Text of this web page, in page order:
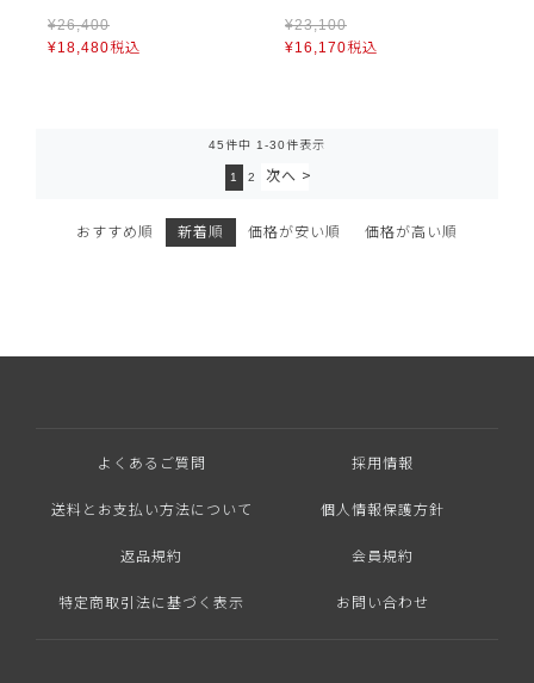
¥26,400
¥18,480税込
¥23,100
¥16,170税込
おすすめ順 新着順 価格が安い順 価格が高い順
45件中 1 -30件表示
1 2
よくあるご質問 採用情報
送料とお支払い方法について 個人情報保護方針
返品規約 会員規約
特定商取引法に基づく表示 お問い合わせ